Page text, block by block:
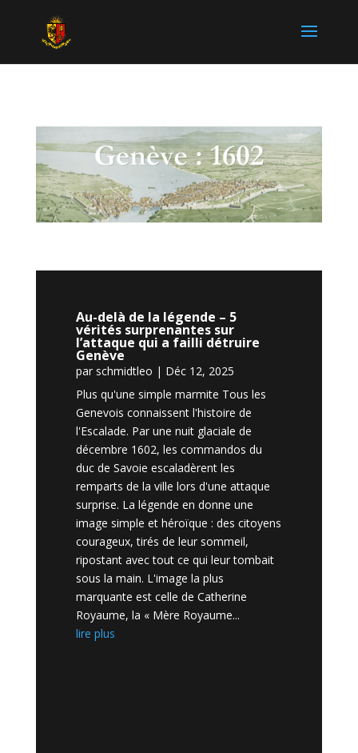
Au-delà de la légende – 5
vérités surprenantes sur
l’attaque qui a failli détruire
Genève
par schmidtleo | Déc 12, 2025
Plus qu'une simple marmite Tous les
Genevois connaissent l'histoire de
l'Escalade. Par une nuit glaciale de
décembre 1602, les commandos du
duc de Savoie escaladèrent les
remparts de la ville lors d'une attaque
surprise. La légende en donne une
image simple et héroïque : des citoyens
courageux, tirés de leur sommeil,
ripostant avec tout ce qui leur tombait
sous la main. L'image la plus
marquante est celle de Catherine
Royaume, la « Mère Royaume...
lire plus